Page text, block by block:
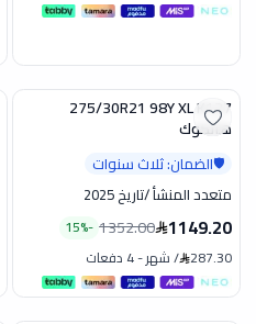
275/30R21 98Y XL K127
هانكوك
🛡️الضمان: ثلاث سنوات
متعدد المنشأ/تاريخ 2025
1149.20
1352.00
-
15%
287.30
/شهر-4 دفعات